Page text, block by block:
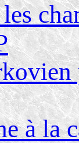
à la